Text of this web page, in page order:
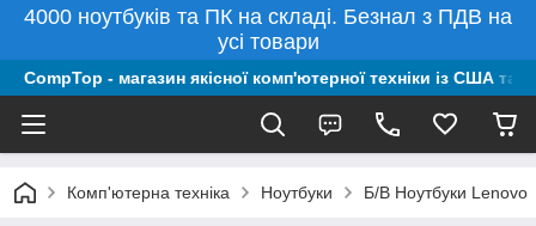
4000 ноутбуків та ПК на складі. Безнал з ПДВ на
усі товари
CompTop - магазин якісної комп'ютерної техніки із США та
Комп'ютерна техніка Ноутбуки Б/В Ноутбуки Lenovo